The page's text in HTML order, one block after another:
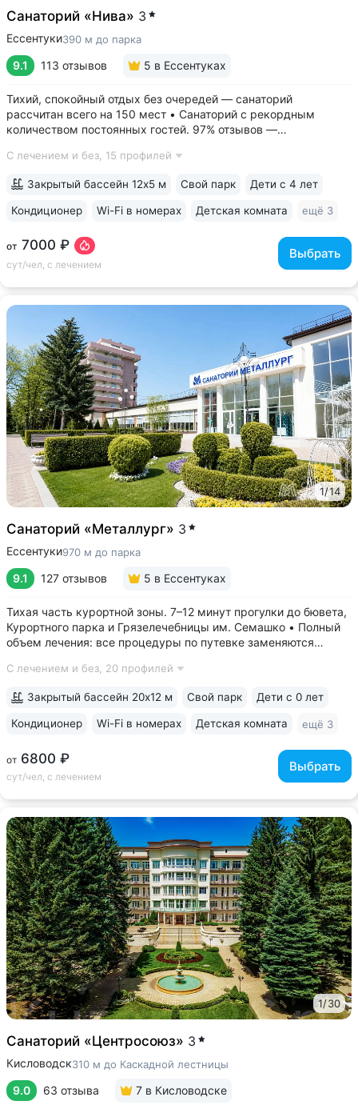
Санаторий «Нива» 3
Ессентуки390 м до парка
9.1 113 отзывов 5 в Ессентуках
Тихий, спокойный отдых без очередей — санаторий
рассчитан всего на 150 мест • Санаторий с рекордным
количеством постоянных гостей. 97% отзывов —
до Грязелечебницы им. Семашко и бюветов минеральной
С лечением и без, 15 профилей
от 7000 ₽
сут/чел, с лечением
Выбрать
Закрытый бассейн 12х5 м Свой парк Дети с 4 лет
Кондиционер Wi-Fi в номерах Детская комната ещё 3
1/14
Санаторий «Металлург» 3
Ессентуки970 м до парка
9.1 127 отзывов 5 в Ессентуках
Тихая часть курортной зоны. 7–12 минут прогулки до бювета,
Курортного парка и Грязелечебницы им. Семашко • Полный
объем лечения: все процедуры по путевке заменяются
путевки включены дорогие процедуры: эндоскопические
С лечением и без, 20 профилей
от 6800 ₽
сут/чел, с лечением
Выбрать
Закрытый бассейн 20х12 м Свой парк Дети с 0 лет
Кондиционер Wi-Fi в номерах Детская комната ещё 3
1/30
Санаторий «Центросоюз» 3
Кисловодск310 м до Каскадной лестницы
9.0 63 отзыва 7 в Кисловодске